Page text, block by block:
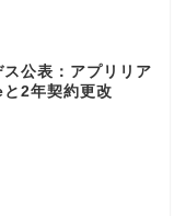
公表：アプリリア
2年契約更改